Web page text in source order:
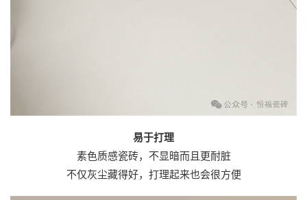
易于打理
素色质感瓷砖，不显暗而且更耐脏
不仅灰尘藏得好，打理起来也会很方便